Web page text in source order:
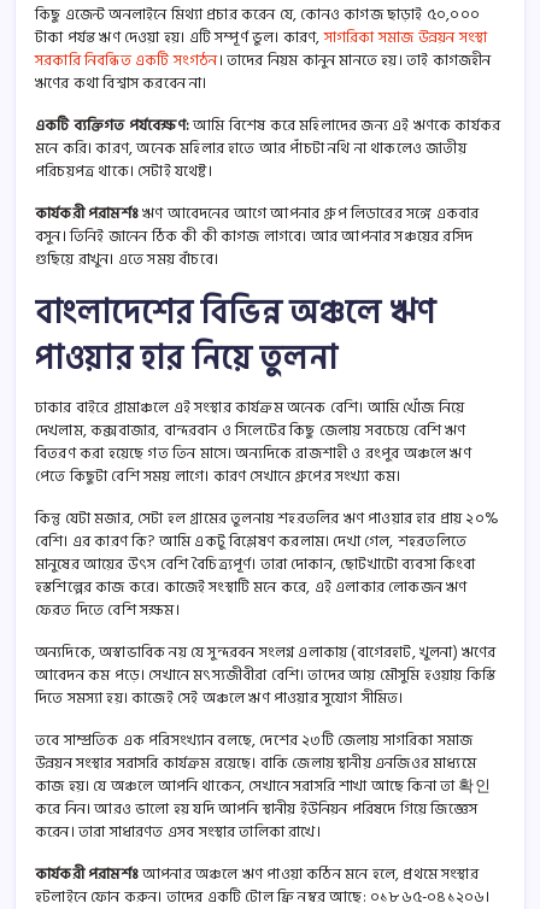
কিছু এজেন্ট অনলাইনে মিথ্যা প্রচার করেন যে, কোনও কাগজ ছাড়াই ৫০,০০০
টাকা পর্যন্ত ঋণ দেওয়া হয়। এটি সম্পূর্ণ ভুল। কারণ,সাগরিকা সমাজ উন্নয়ন সংস্থা
সরকারি নিবন্ধিত একটি সংগঠন। তাদের নিয়ম কানুন মানতে হয়। তাই কাগজহীন
ঋণের কথা বিশ্বাস করবেন না।
একটি ব্যক্তিগত পর্যবেক্ষণ:আমি বিশেষ করে মহিলাদের জন্য এই ঋণকে কার্যকর
মনে করি। কারণ, অনেক মহিলার হাতে আর পাঁচটা নথি না থাকলেও জাতীয়
পরিচয়পত্র থাকে। সেটাই যথেষ্ট।
কার্যকরী পরামর্শঃঋণ আবেদনের আগে আপনার গ্রুপ লিডারের সঙ্গে একবার
বসুন। তিনিই জানেন ঠিক কী কী কাগজ লাগবে। আর আপনার সঞ্চয়ের রসিদ
গুছিয়ে রাখুন। এতে সময় বাঁচবে।
বাংলাদেশের বিভিন্ন অঞ্চলে ঋণ
পাওয়ার হার নিয়ে তুলনা
ঢাকার বাইরে গ্রামাঞ্চলে এই সংস্থার কার্যক্রম অনেক বেশি। আমি খোঁজ নিয়ে
দেখলাম, কক্সবাজার, বান্দরবান ও সিলেটের কিছু জেলায় সবচেয়ে বেশি ঋণ
বিতরণ করা হয়েছে গত তিন মাসে। অন্যদিকে রাজশাহী ও রংপুর অঞ্চলে ঋণ
পেতে কিছুটা বেশি সময় লাগে। কারণ সেখানে গ্রুপের সংখ্যা কম।
কিন্তু যেটা মজার, সেটা হল গ্রামের তুলনায় শহরতলির ঋণ পাওয়ার হার প্রায় ২০%
বেশি। এর কারণ কি? আমি একটু বিশ্লেষণ করলাম। দেখা গেল, শহরতলিতে
মানুষের আয়ের উৎস বেশি বৈচিত্র্যপূর্ণ। তারা দোকান, ছোটখাটো ব্যবসা কিংবা
হস্তশিল্পের কাজ করে। কাজেই সংস্থাটি মনে করে, এই এলাকার লোকজন ঋণ
ফেরত দিতে বেশি সক্ষম।
অন্যদিকে, অস্বাভাবিক নয় যে সুন্দরবন সংলগ্ন এলাকায় (বাগেরহাট, খুলনা) ঋণের
আবেদন কম পড়ে। সেখানে মৎস্যজীবীরা বেশি। তাদের আয় মৌসুমি হওয়ায় কিস্তি
দিতে সমস্যা হয়। কাজেই সেই অঞ্চলে ঋণ পাওয়ার সুযোগ সীমিত।
তবে সাম্প্রতিক এক পরিসংখ্যান বলছে, দেশের ২৩টি জেলায় সাগরিকা সমাজ
উন্নয়ন সংস্থার সরাসরি কার্যক্রম রয়েছে। বাকি জেলায় স্থানীয় এনজিওর মাধ্যমে
কাজ হয়। যে অঞ্চলে আপনি থাকেন, সেখানে সরাসরি শাখা আছে কিনা তা 확인
করে নিন। আরও ভালো হয় যদি আপনি স্থানীয় ইউনিয়ন পরিষদে গিয়ে জিজ্ঞেস
করেন। তারা সাধারণত এসব সংস্থার তালিকা রাখে।
কার্যকরী পরামর্শঃআপনার অঞ্চলে ঋণ পাওয়া কঠিন মনে হলে, প্রথমে সংস্থার
হটলাইনে ফোন করুন। তাদের একটি টোল ফ্রি নম্বর আছে: ০১৮৬৫-০৪১২০৬।